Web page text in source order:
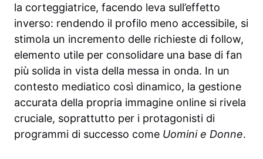
la corteggiatrice, facendo leva sull’effetto
inverso: rendendo il profilo meno accessibile, si
stimola un incremento delle richieste di follow,
elemento utile per consolidare una base di fan
più solida in vista della messa in onda. In un
contesto mediatico così dinamico, la gestione
accurata della propria immagine online si rivela
cruciale, soprattutto per i protagonisti di
programmi di successo come Uomini e Donne.